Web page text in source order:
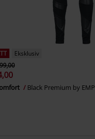
Eksklusiv
Black Premium by EMP